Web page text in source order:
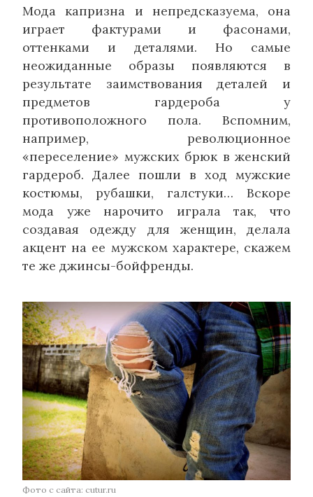
Мода капризна и непредсказуема, она
играет фактурами и фасонами,
оттенками и деталями. Но самые
неожиданные образы появляются в
результате заимствования деталей и
предметов гардероба у
противоположного пола. Вспомним,
например, революционное
«переселение» мужских брюк в женский
гардероб. Далее пошли в ход мужские
костюмы, рубашки, галстуки… Вскоре
мода уже нарочито играла так, что
создавая одежду для женщин, делала
акцент на ее мужском характере, скажем
те же джинсы-бойфренды.
Фото с сайта: cutur.ru